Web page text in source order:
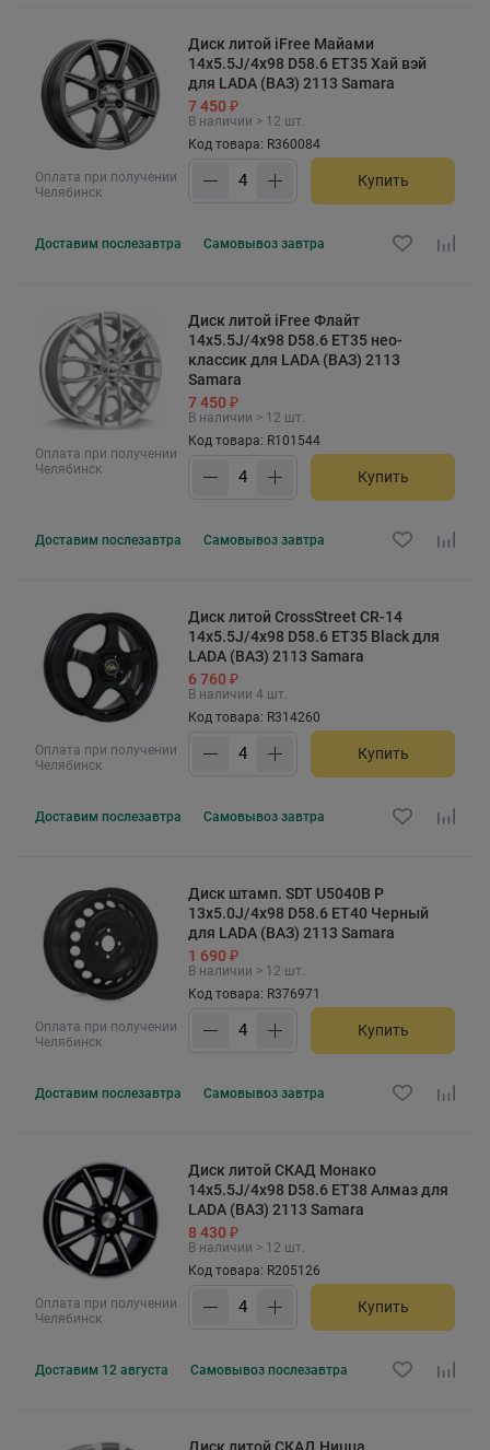
Оплата при получении
Челябинск
Диск литой iFree Майами
14x5.5J/4x98 D58.6 ET35 Хай вэй
для LADA (ВАЗ) 2113 Samara
7 450 ₽
В наличии > 12 шт.
Код товара: R360084
Купить
Доставим послезавтра Самовывоз завтра
Оплата при получении
Челябинск
Диск литой iFree Флайт
14x5.5J/4x98 D58.6 ET35 нео-
классик для LADA (ВАЗ) 2113
Samara
7 450 ₽
В наличии > 12 шт.
Код товара: R101544
Купить
Доставим послезавтра Самовывоз завтра
Оплата при получении
Челябинск
Диск литой CrossStreet CR-14
14x5.5J/4x98 D58.6 ET35 Black для
LADA (ВАЗ) 2113 Samara
6 760 ₽
В наличии 4 шт.
Код товара: R314260
Купить
Доставим послезавтра Самовывоз завтра
Оплата при получении
Челябинск
Диск штамп. SDT U5040B P
13x5.0J/4x98 D58.6 ET40 Черный
для LADA (ВАЗ) 2113 Samara
1 690 ₽
В наличии > 12 шт.
Код товара: R376971
Купить
Доставим послезавтра Самовывоз завтра
Оплата при получении
Челябинск
Диск литой СКАД Монако
14x5.5J/4x98 D58.6 ET38 Алмаз для
LADA (ВАЗ) 2113 Samara
8 430 ₽
В наличии > 12 шт.
Код товара: R205126
Купить
Доставим 12 августа Самовывоз послезавтра